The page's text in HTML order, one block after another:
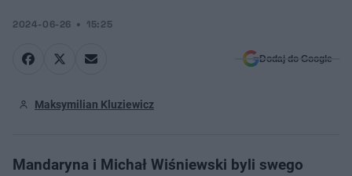
2024-06-26 15:25
Dodaj do Google
Maksymilian Kluziewicz
Mandaryna i Michał Wiśniewski byli swego